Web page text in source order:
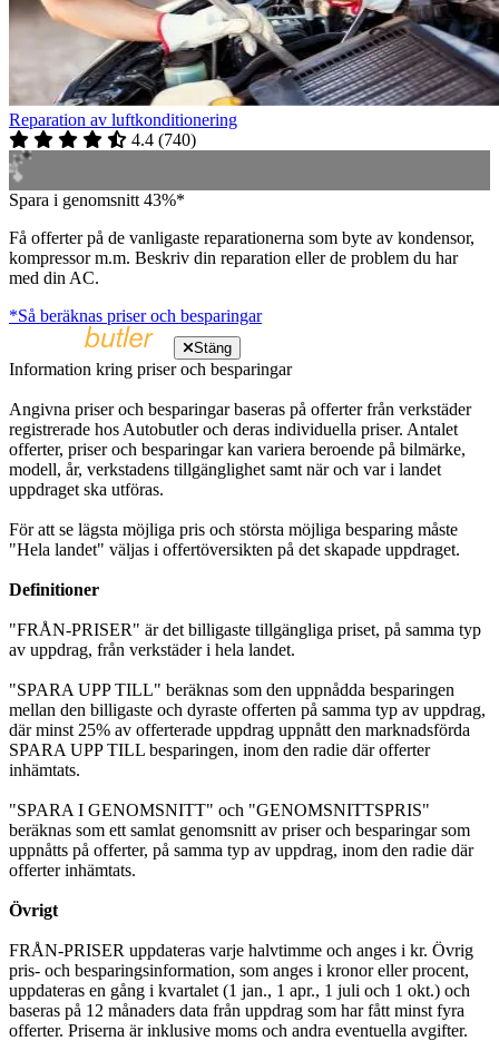
Reparation av luftkonditionering
4.4 (740)
Spara i genomsnitt 43%*
Få offerter på de vanligaste reparationerna som byte av kondensor,
kompressor m.m. Beskriv din reparation eller de problem du har
med din AC.
*Så beräknas priser och besparingar
Stäng
Information kring priser och besparingar
Angivna priser och besparingar baseras på offerter från verkstäder
registrerade hos Autobutler och deras individuella priser. Antalet
offerter, priser och besparingar kan variera beroende på bilmärke,
modell, år, verkstadens tillgänglighet samt när och var i landet
uppdraget ska utföras.
För att se lägsta möjliga pris och största möjliga besparing måste
"Hela landet" väljas i offertöversikten på det skapade uppdraget.
Definitioner
"FRÅN-PRISER" är det billigaste tillgängliga priset, på samma typ
av uppdrag, från verkstäder i hela landet.
"SPARA UPP TILL" beräknas som den uppnådda besparingen
mellan den billigaste och dyraste offerten på samma typ av uppdrag,
där minst 25% av offerterade uppdrag uppnått den marknadsförda
SPARA UPP TILL besparingen, inom den radie där offerter
inhämtats.
"SPARA I GENOMSNITT" och "GENOMSNITTSPRIS"
beräknas som ett samlat genomsnitt av priser och besparingar som
uppnåtts på offerter, på samma typ av uppdrag, inom den radie där
offerter inhämtats.
Övrigt
FRÅN-PRISER uppdateras varje halvtimme och anges i kr. Övrig
pris- och besparingsinformation, som anges i kronor eller procent,
uppdateras en gång i kvartalet (1 jan., 1 apr., 1 juli och 1 okt.) och
baseras på 12 månaders data från uppdrag som har fått minst fyra
offerter. Priserna är inklusive moms och andra eventuella avgifter.